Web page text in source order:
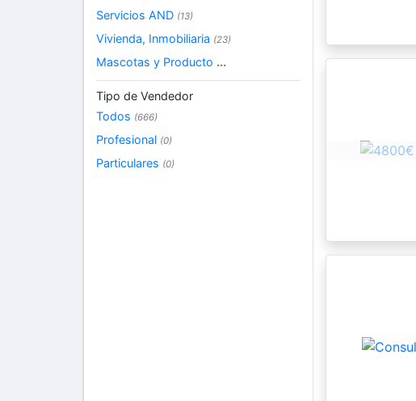
Servicios AND (13)
Vivienda, Inmobiliaria (23)
Mascotas y Producto ...
Tipo de Vendedor
Todos (666)
Profesional (0)
Particulares (0)